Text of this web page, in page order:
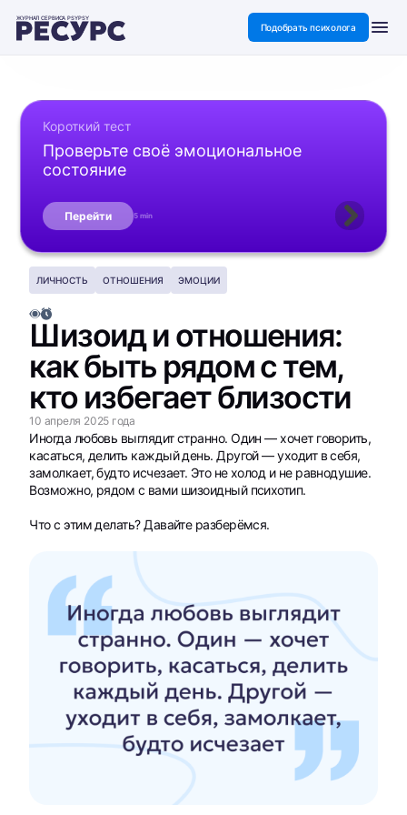
ЖУРНАЛ СЕРВИСА PSYPSY
Подобрать психолога
Короткий тест
Проверьте своё эмоциональное
состояние
Перейти 5 min
ЛИЧНОСТЬ ОТНОШЕНИЯ ЭМОЦИИ
Шизоид и отношения:
как быть рядом с тем,
кто избегает близости
10 апреля 2025 года
Иногда любовь выглядит странно. Один — хочет говорить,
касаться, делить каждый день. Другой — уходит в себя,
замолкает, будто исчезает. Это не холод и не равнодушие.
Возможно, рядом с вами шизоидный психотип.
Что с этим делать? Давайте разберёмся.